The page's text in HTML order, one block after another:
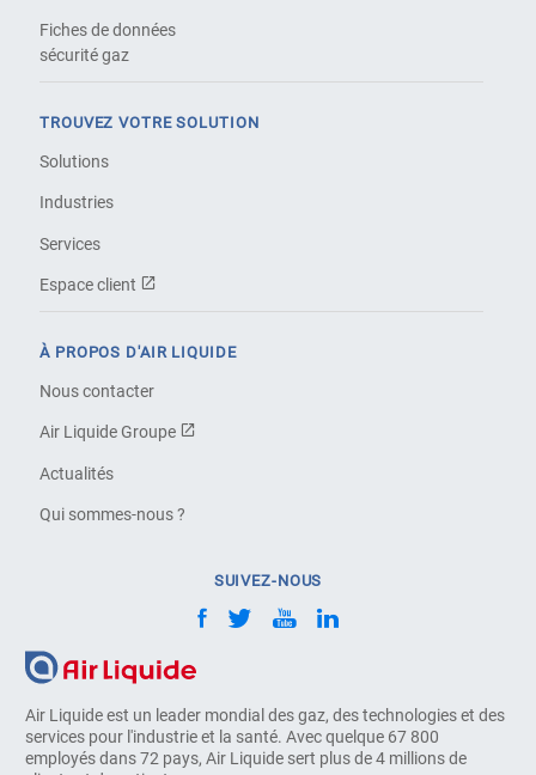
Air Liquide est un leader mondial des gaz, des technologies et des
services pour l'industrie et la santé. Avec quelque 67 800
employés dans 72 pays, Air Liquide sert plus de 4 millions de
Fiches de données
sécurité gaz
TROUVEZ VOTRE SOLUTION
Solutions
Industries
Services
Espace client
À PROPOS D'AIR LIQUIDE
Nous contacter
Air Liquide Groupe
Actualités
Qui sommes-nous ?
SUIVEZ-NOUS